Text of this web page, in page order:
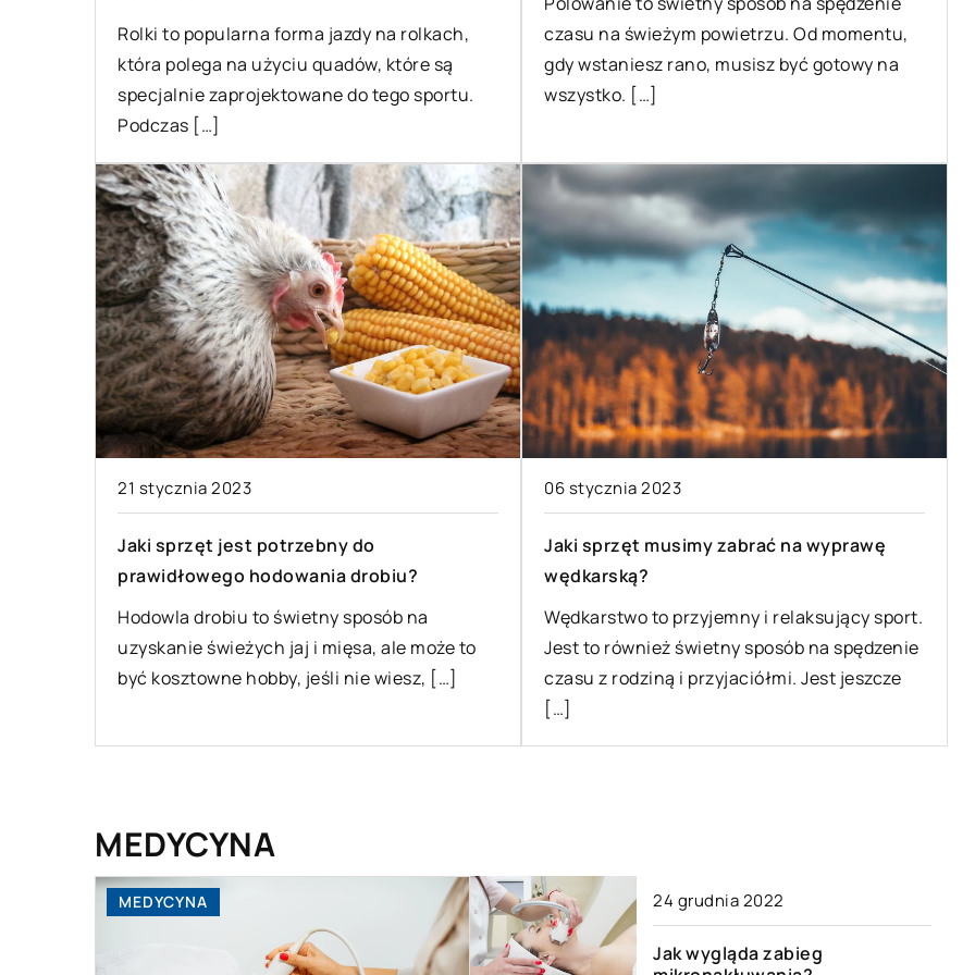
Rolki to popularna forma jazdy na rolkach,
która polega na użyciu quadów, które są
specjalnie zaprojektowane do tego sportu.
Podczas […]
czasu na świeżym powietrzu. Od momentu,
gdy wstaniesz rano, musisz być gotowy na
wszystko. […]
21 stycznia 2023
Jaki sprzęt jest potrzebny do
prawidłowego hodowania drobiu?
Hodowla drobiu to świetny sposób na
uzyskanie świeżych jaj i mięsa, ale może to
być kosztowne hobby, jeśli nie wiesz, […]
06 stycznia 2023
Jaki sprzęt musimy zabrać na wyprawę
wędkarską?
Wędkarstwo to przyjemny i relaksujący sport.
Jest to również świetny sposób na spędzenie
czasu z rodziną i przyjaciółmi. Jest jeszcze
[…]
MEDYCYNA
MEDYCYNA 24 grudnia 2022
Jak wygląda zabieg
piękno, lubimy dbać o
urodę i podkreślać ją przy
rozmaitych sposobów. Nie
przygotowaniach, wyręczanie jej w
drobnostkach, by […]
Nawadnianie organizmu jest
niezbędne do tego, abyśmy dobrze
się czuli i nie zmagali się z